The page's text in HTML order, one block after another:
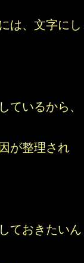
は、文字にし
ているから、
が整理され
ておきたいん